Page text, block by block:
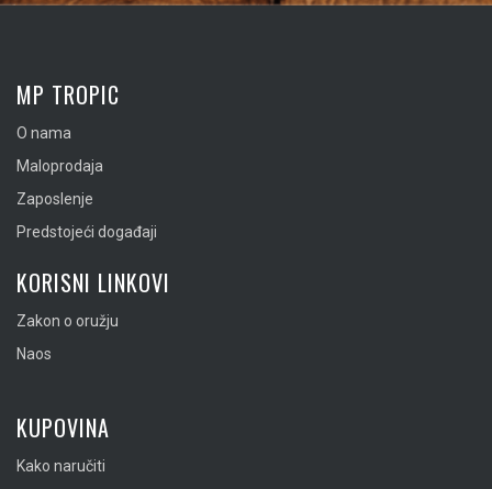
MP TROPIC
O nama
Maloprodaja
Zaposlenje
Predstojeći događaji
KORISNI LINKOVI
Zakon o oružju
Naos
KUPOVINA
Kako naručiti